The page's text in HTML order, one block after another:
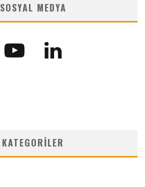
SOSYAL MEDYA
KATEGORILER